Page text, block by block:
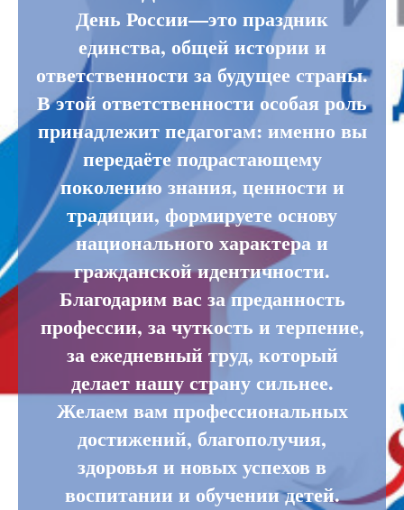
День России—это праздник
единства, общей истории и
ответственности за будущее страны.
В этой ответственности особая роль
принадлежит педагогам: именно вы
передаёте подрастающему
поколению знания, ценности и
традиции, формируете основу
национального характера и
гражданской идентичности.
Благодарим вас за преданность
профессии, за чуткость и терпение,
за ежедневный труд, который
делает нашу страну сильнее.
Желаем вам профессиональных
достижений, благополучия,
здоровья и новых успехов в
воспитании и обучении детей.